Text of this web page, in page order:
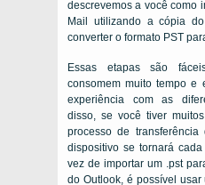
descrevemos a você como
Mail utilizando a cópia
converter o formato PST
Essas etapas são
consomem muito tempo e
experiência com as
disso, se você tiver
processo de
dispositivo se tornará
vez de importar um .pst
do Outlook, é possível